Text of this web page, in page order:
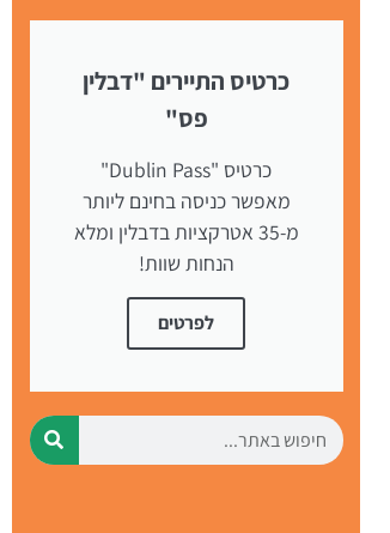
כרטיס התיירים "דבלין
פס"
כרטיס "Dublin Pass"
מאפשר כניסה בחינם ליותר
מ-35 אטרקציות בדבלין ומלא
הנחות שוות!
לפרטים